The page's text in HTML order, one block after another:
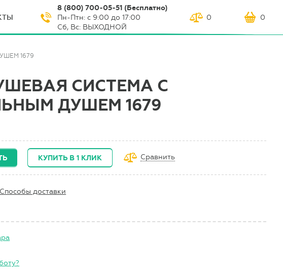
8 (800) 700-05-51 (Бесплатно)
Пн-Птн: с 9:00 до 17:00
Сб, Вс: ВЫХОДНОЙ
0 0
1679
СИСТЕМА С
ДУШЕМ 1679
КУПИТЬ В 1 КЛИК Сравнить
Способы доставки